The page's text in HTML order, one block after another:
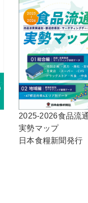
2025-2026食品流
実勢マップ
日本食糧新聞発行